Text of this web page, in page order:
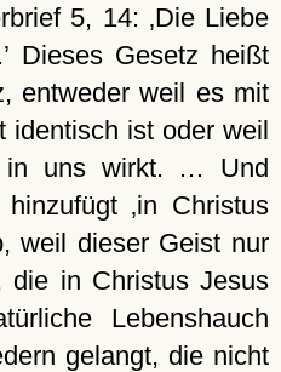
5, 14: Die Liebe
Dieses Gesetz heißt
entweder weil es mit
identisch ist oder weil
in uns wirkt. … Und
in Christus
weil dieser Geist nur
die in Christus Jesus
Lebenshauch
gelangt, die nicht